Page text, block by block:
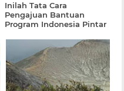
Inilah Tata Cara
Pengajuan Bantuan
Program Indonesia Pintar